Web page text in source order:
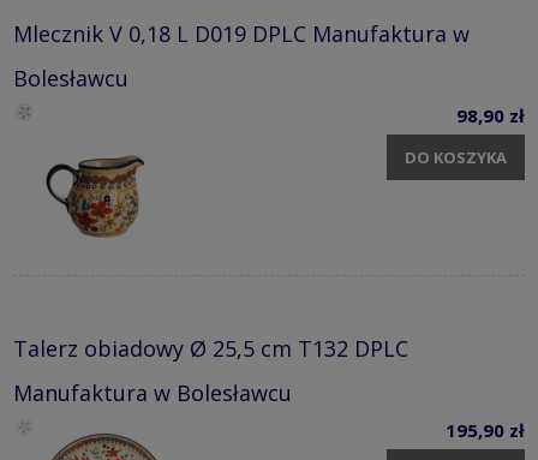
Mlecznik V 0,18 L D019 DPLC Manufaktura w
Bolesławcu
98,90 zł
DO KOSZYKA
Talerz obiadowy Ø 25,5 cm T132 DPLC
Manufaktura w Bolesławcu
195,90 zł